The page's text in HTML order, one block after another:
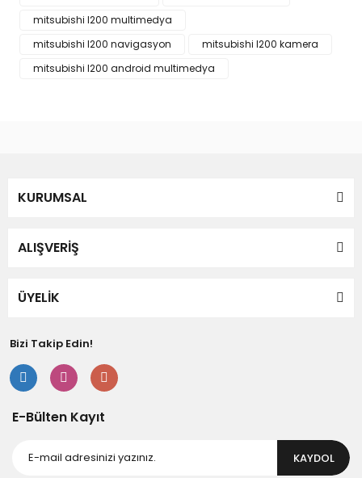
Yorum Yaz
Ürün bilgilerinde hatalar bulunuyor.
mitsubishi l200 multimedya
mitsubishi l200 navigasyon
mitsubishi l200 kamera
mitsubishi l200 android multimedya
KURUMSAL
ALIŞVERİŞ
ÜYELİK
Bizi Takip Edin!
E-Bülten Kayıt
KAYDOL